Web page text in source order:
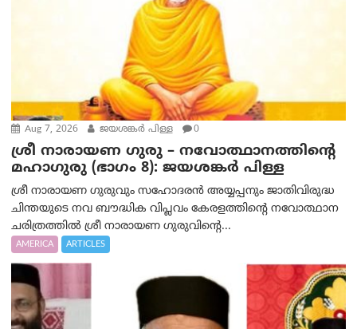
Aug 7, 2026 ജയശങ്കര്‍ പിള്ള 0
ശ്രീ നാരായണ ഗുരു – നവോത്ഥാനത്തിന്റെ
മഹാഗുരു (ഭാഗം 8): ജയശങ്കര്‍ പിള്ള
ശ്രീ നാരായണ ഗുരുവും സഹോദരൻ അയ്യപ്പനും ജാതിവിരുദ്ധ
ചിന്തയുടെ നവ ബൗദ്ധിക വിപ്ലവം കേരളത്തിന്റെ നവോത്ഥാന
ചരിത്രത്തിൽ ശ്രീ നാരായണ ഗുരുവിന്റെ...
AMERICA ARTICLES